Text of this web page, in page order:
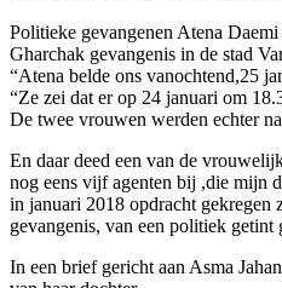
Politieke gevangenen Atena
Gharchak gevangenis in de stad
“Atena belde ons vanochtend,25
“Ze zei dat er op 24 januari om
De twee vrouwen werden echter
En daar deed een van de
nog eens vijf agenten bij ,die mijn
in januari 2018 opdracht
gevangenis, van een politiek
In een brief gericht aan Asma